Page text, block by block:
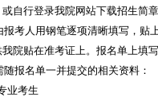
自行登录我院网站下载招生简章
报考人用钢笔逐项清晰填写，贴
我院贴在准考证上。报名单上填
随报名单一并提交的相关资料：
业考生